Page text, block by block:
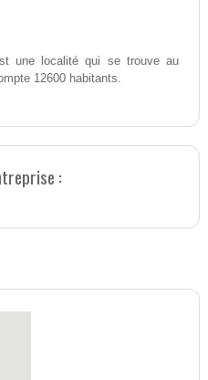
une localité qui se trouve au
12600 habitants.
: